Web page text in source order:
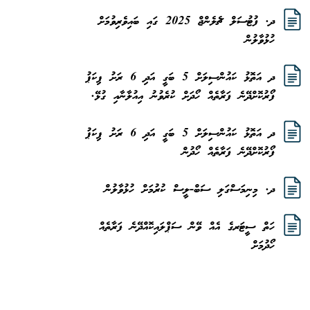
ދ. ފުޓުސަލް ޗެލެންޖް 2025 ގައި ބައިވެރިވުމަށް
ހުޅުވާލުން
ދ އަތޮޅު ކައުންސިލަށް 5 ބަގީ އަދި 6 ރަށު ޕިކަޕު
ފޯރުކޮށްދޭނެ ފަރާތެއް ހޯދަށް ކުރެވުނު އިއުލާނާއި ގުޅޭ.
ދ އަތޮޅު ކައުންސިލަށް 5 ބަގީ އަދި 6 ރަށު ޕިކަޕު
ފޯރުކޮށްދޭނެ ފަރާތެއް ހޯދުން
ދ. މިނިމަސްގަލި ސަބް-ލީސް ކުރުމަށް ހުޅުވާލުން
ހަތް ސީޓަރގެ އެއް ވޭން ސަޕްލައިކޮއްދޭނެ ފަރާތެއް
ހޯދުމަށް